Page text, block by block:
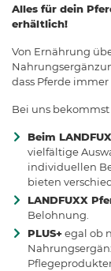
Alles für dein
erhältlich!
Von Ernährung
dass Pferde
Bei uns bekommst
Beim
vielfältige
individuellen
bieten
LANDFUXX
Belohnung.
PLUS+egal ob